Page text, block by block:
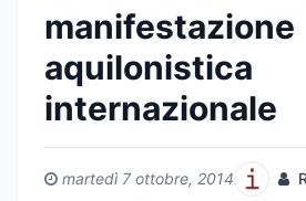
manifestazione
aquilonistica
internazionale
martedì 7 ottobre, 2014